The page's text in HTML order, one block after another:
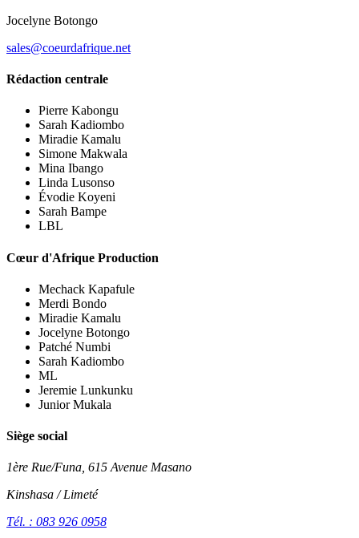
Jocelyne Botongo
sales@coeurdafrique.net
Rédaction centrale
Pierre Kabongu
Sarah Kadiombo
Miradie Kamalu
Simone Makwala
Mina Ibango
Linda Lusonso
Évodie Koyeni
Sarah Bampe
LBL
Cœur d'Afrique Production
Mechack Kapafule
Merdi Bondo
Miradie Kamalu
Jocelyne Botongo
Patché Numbi
Sarah Kadiombo
ML
Jeremie Lunkunku
Junior Mukala
Siège social
1ère Rue/Funa, 615 Avenue Masano
Kinshasa / Limeté
Tél. : 083 926 0958